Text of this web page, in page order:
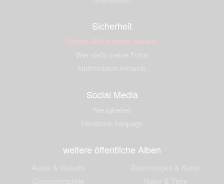
Sicherheit
Dieses Bild melden (Abuse)
Social Media
weitere öffentliche Alben